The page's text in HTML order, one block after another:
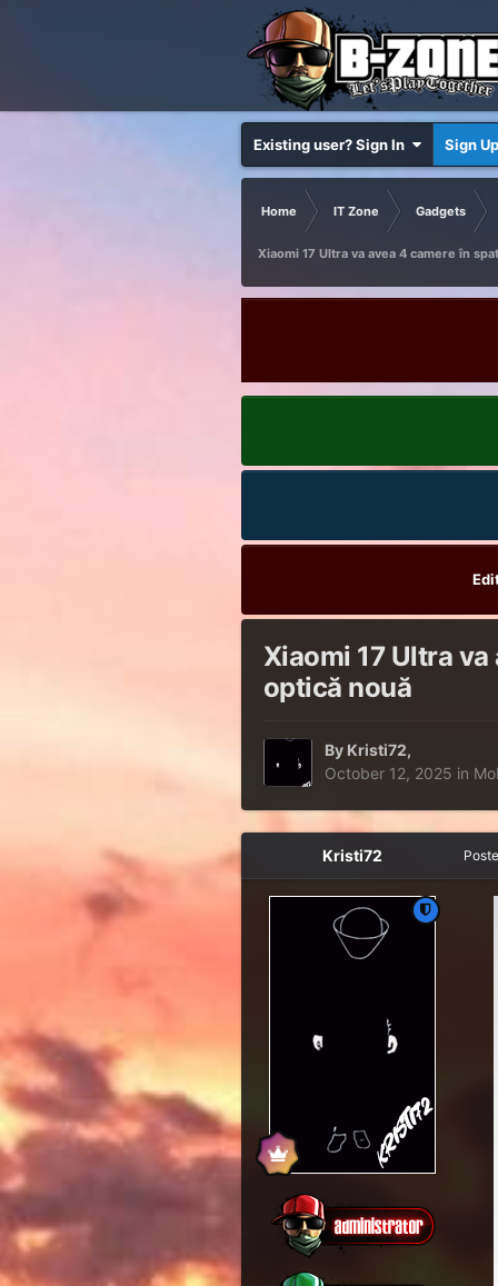
Existing user? Sign In Sign Up
Home IT Zone Gadgets
Xiaomi 17 Ultra va avea 4 camere în
Xiaomi 17 Ultra
optică nouă
By Kristi72,
October 12, 2025 in
Kristi72